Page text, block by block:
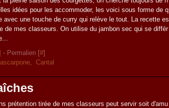
idées pour les accommoder, les voici sous forme de q
avec une touche de curry qui relève le tout. La recette es
de mes classeurs. On utilise du jambon sec qui se différ
- Permalien [#]
,Cantal
prétention tirée de mes classeurs peut servir soit d'amu